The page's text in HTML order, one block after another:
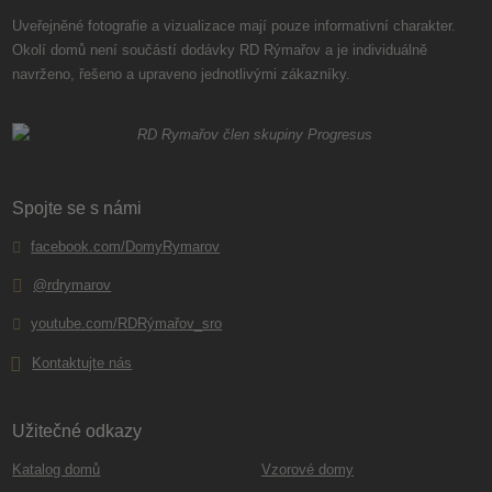
Uveřejněné fotografie a vizualizace mají pouze informativní charakter.
Okolí domů není součástí dodávky RD Rýmařov a je individuálně
navrženo, řešeno a upraveno jednotlivými zákazníky.
Spojte se s námi
facebook.com/DomyRymarov
@rdrymarov
youtube.com/RDRýmařov_sro
Kontaktujte nás
Užitečné odkazy
Katalog domů Vzorové domy